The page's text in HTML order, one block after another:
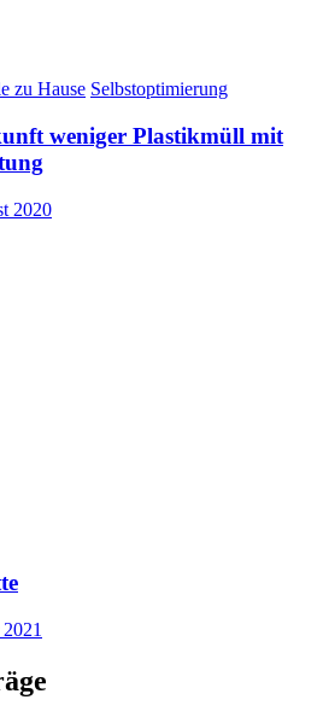
zu Hause Selbstoptimierung
weniger Plastikmüll mit
2020